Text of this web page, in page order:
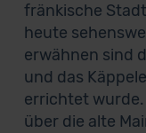
fränkische
heute
erwähnen sind
und das
errichtet wurde.
über die alte